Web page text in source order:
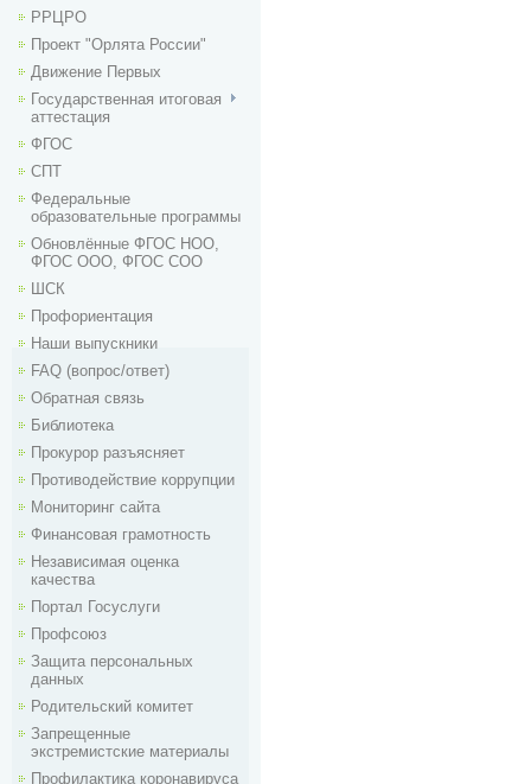
РРЦРО
Проект "Орлята России"
Движение Первых
Государственная итоговая
аттестация
ФГОС
СПТ
Федеральные
образовательные программы
Обновлённые ФГОС НОО,
ФГОС ООО, ФГОС СОО
ШСК
Профориентация
Наши выпускники
FAQ (вопрос/ответ)
Обратная связь
Библиотека
Прокурор разъясняет
Противодействие коррупции
Мониторинг сайта
Финансовая грамотность
Независимая оценка
качества
Портал Госуслуги
Профсоюз
Защита персональных
данных
Родительский комитет
Запрещенные
экстремистские материалы
Профилактика коронавируса